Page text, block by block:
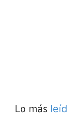
Lo más